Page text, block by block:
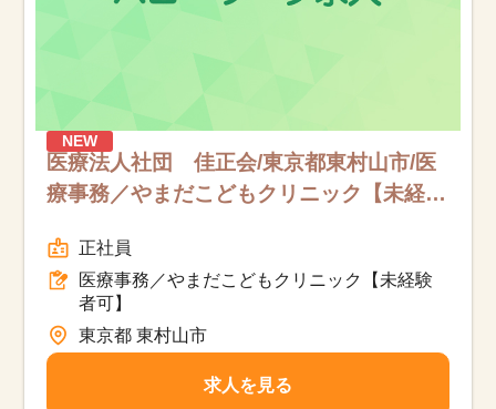
NEW
医療法人社団 佳正会/東京都東村山市/医
療事務／やまだこどもクリニック【未経験
正社員
医療事務／やまだこどもクリニック【未経験
者可】
東京都 東村山市
求人を見る